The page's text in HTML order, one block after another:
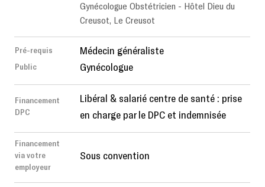
Gynécologue Obstétricien - Hôtel Dieu du
Creusot, Le Creusot
Pré-requis
Public
Médecin généraliste
Gynécologue
Financement
DPC
Libéral & salarié centre de santé : prise
en charge par le DPC et indemnisée
Financement
via votre
employeur
Sous convention